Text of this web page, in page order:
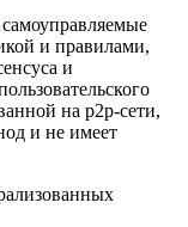
и правилами,
и
на p2p-сети,
и не имеет